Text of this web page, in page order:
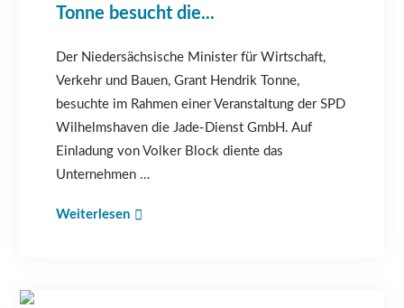
Tonne besucht die...
Der Niedersächsische Minister für Wirtschaft,
Verkehr und Bauen, Grant Hendrik Tonne,
besuchte im Rahmen einer Veranstaltung der SPD
Wilhelmshaven die Jade-Dienst GmbH. Auf
Einladung von Volker Block diente das
Unternehmen …
Weiterlesen